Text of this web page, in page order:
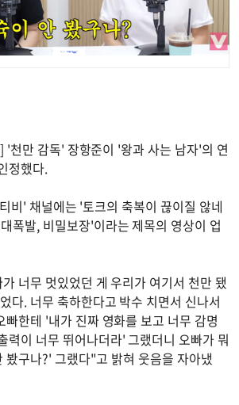
'천만 감독' 장항준이 '왕과 사는 남자'의 연
정했다.
비' 채널에는 '토크의 축복이 끊이질 않네
폭발, 비밀보장'이라는 제목의 영상이 업
너무 멋있었던 게 우리가 여기서 천만 됐
다. 너무 축하한다고 박수 치면서 신나서
한테 '내가 진짜 영화를 보고 너무 감명
력이 너무 뛰어나더라' 그랬더니 오빠가 뭐
봤구나?' 그랬다"고 밝혀 웃음을 자아냈